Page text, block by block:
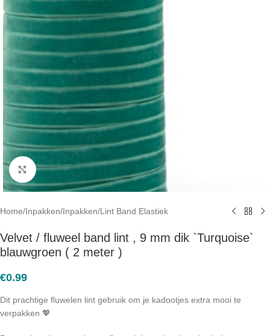
Click to enlarge
Home/Inpakken/Inpakken/Lint Band Elastiek
Velvet / fluweel band lint , 9 mm dik `Turquoise`
blauwgroen ( 2 meter )
€0.99
Dit prachtige fluwelen lint gebruik om je kadootjes extra mooi te
verpakken 💖